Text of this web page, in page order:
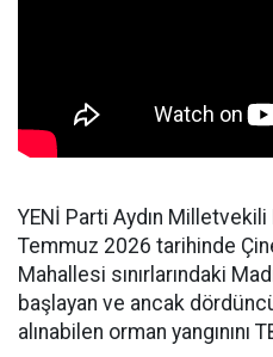
YENİ Parti Aydın
Temmuz 2026 tarihinde
Mahallesi sınırlarındaki
başlayan ve ancak
alınabilen orman yangınını